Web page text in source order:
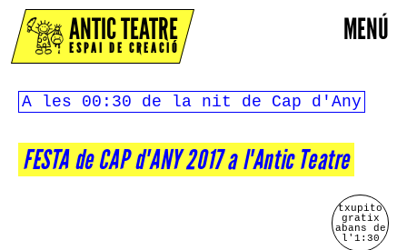
MENÚ
ANTIC TEATRE
ESPAI DE CREACIÓ
A les 00:30 de la nit de Cap d'Any
FESTA de CAP d'ANY 2017 a l'Antic Teatre
txupito
gratix
abans de
l'1:30